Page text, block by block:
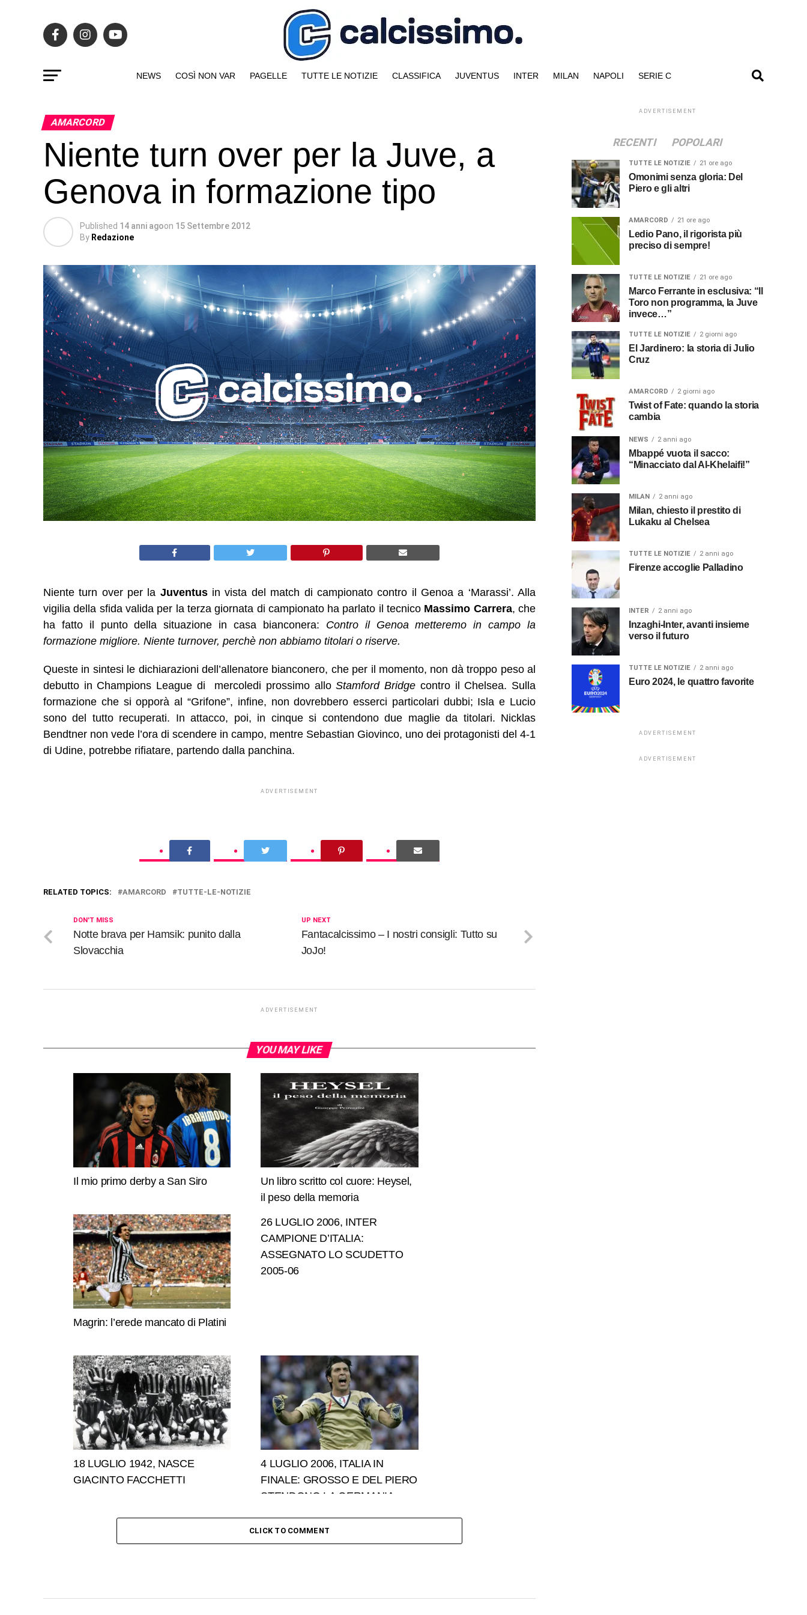
NEWS COSÌ NON VAR PAGELLE TUTTE LE NOTIZIE CLASSIFICA JUVENTUS INTER MILAN NAPOLI SERIE C
AMARCORD
Niente turn over per la Juve, a
Genova in formazione tipo
Published 14 anni agoon 15 Settembre 2012
By Redazione
Niente turn over per la Juventusin vista del match di campionato contro il Genoa a ‘Marassi’. Alla
vigilia della sfida valida per la terza giornata di campionato ha parlato il tecnico Massimo Carrera, che
ha fatto il punto della situazione in casa bianconera: Contro il Genoa metteremo in campo la
formazione migliore. Niente turnover, perchè non abbiamo titolari o riserve.
Queste in sintesi le dichiarazioni dell’allenatore bianconero, che per il momento, non dà troppo peso al
debutto in Champions League di mercoledi prossimo alloStamford Bridge contro il Chelsea. Sulla
formazione che si opporà al “Grifone”, infine, non dovrebbero esserci particolari dubbi; Isla e Lucio
sono del tutto recuperati. In attacco, poi, in cinque si contendono due maglie da titolari. Nicklas
Bendtner non vede l’ora di scendere in campo, mentre Sebastian Giovinco, uno dei protagonisti del 4-1
di Udine, potrebbe rifiatare, partendo dalla panchina.
ADVERTISEMENT
RELATED TOPICS: AMARCORD TUTTE-LE-NOTIZIE
UP NEXT
Fantacalcissimo – I nostri consigli: Tutto su
JoJo!
DON'T MISS
Notte brava per Hamsik: punito dalla
Slovacchia
ADVERTISEMENT
YOU MAY LIKE
Il mio primo derby a San Siro
Un libro scritto col cuore: Heysel,
il peso della memoria
Magrin: l’erede mancato di Platini
26 LUGLIO 2006, INTER
CAMPIONE D’ITALIA:
ASSEGNATO LO SCUDETTO
2005-06
18 LUGLIO 1942, NASCE
GIACINTO FACCHETTI
4 LUGLIO 2006, ITALIA IN
FINALE: GROSSO E DEL PIERO
STENDONO LA GERMANIA
CLICK TO COMMENT
ADVERTISEMENT
RECENTI POPOLARI
TUTTE LE NOTIZIE 21 ore ago
Omonimi senza gloria: Del
Piero e gli altri
AMARCORD 21 ore ago
Ledio Pano, il rigorista più
preciso di sempre!
TUTTE LE NOTIZIE 21 ore ago
Marco Ferrante in esclusiva: “Il
Toro non programma, la Juve
invece…”
TUTTE LE NOTIZIE 2 giorni ago
El Jardinero: la storia di Julio
Cruz
AMARCORD 2 giorni ago
Twist of Fate: quando la storia
cambia
NEWS 2 anni ago
Mbappé vuota il sacco:
“Minacciato dal Al-Khelaifi!”
MILAN 2 anni ago
Milan, chiesto il prestito di
Lukaku al Chelsea
TUTTE LE NOTIZIE 2 anni ago
Firenze accoglie Palladino
INTER 2 anni ago
Inzaghi-Inter, avanti insieme
verso il futuro
TUTTE LE NOTIZIE 2 anni ago
Euro 2024, le quattro favorite
ADVERTISEMENT
ADVERTISEMENT